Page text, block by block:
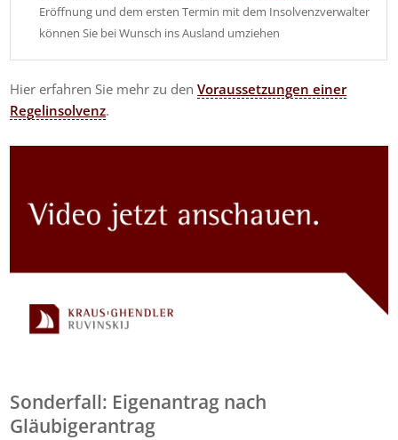
Eröffnung und dem ersten Termin mit dem Insolvenzverwalter
können Sie bei Wunsch ins Ausland umziehen
Hier erfahren Sie mehr zu denVoraussetzungen einer
Regelinsolvenz.
Sonderfall: Eigenantrag nach
Gläubigerantrag